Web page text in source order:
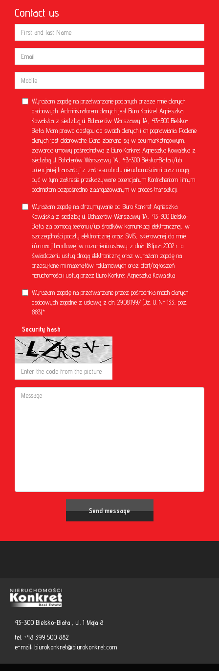
Contact us
Wyrażam zgodę na przetwarzanie podanych przeze mnie danych
osobowych. Administratorem danych jest Biuro Konkret Agnieszka
Kowalska z siedzibą ul. Bohaterów Warszawy 1A, 43-300 Bielsko-
Biała. Mam prawo dostępu do swoich danych i ich poprawiania. Podanie
danych jest dobrowolne. Dane zbierane są w celu marketingowym,
zawarcia umowy pośrednictwa z Biuro Konkret Agnieszka Kowalska z
siedzibą ul. Bohaterów Warszawy 1A, 43-300 Bielsko-Biała i/lub
potencjalnej transakcji z zakresu obrotu nieruchomościami oraz mogą
być w tym zakresie przekazywane potencjalnym Kontrahentom i innym
podmiotom bezpośrednio zaangażowanym w proces transakcji.
Wyrażam zgodę na otrzymywanie od Biuro Konkret Agnieszka
Kowalska z siedzibą ul. Bohaterów Warszawy 1A, 43-300 Bielsko-
Biała za pomocą telefonu i/lub środków komunikacji elektronicznej, w
szczególności poczty elektronicznej oraz SMS, skierowanej do mnie
informacji handlowej w rozumieniu ustawy z dnia 18 lipca 2002 r. o
świadczeniu usług drogą elektroniczną oraz wyrażam zgodę na
przesyłanie mi materiałów reklamowych oraz ofert/ogłoszeń
nieruchomości i usług przez Biuro Konkret Agnieszka Kowalska
Wyrażam zgodę na przetwarzanie przez pośrednika moich danych
osobowych zgodnie z ustawą z dn. 29.08.1997 (Dz. U. Nr 133, poz.
883).*
Security hash
43-300 Bielsko-Biała , ul. 1 Maja 8
tel. +48 399 500 882
e-mail: biurokonkret@biurokonkret.com